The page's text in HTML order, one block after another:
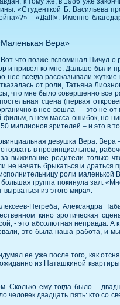
«Студенткой Б. Васильева
- «Да!!!». Именно
Вера»
что позже вспоминал Пичул о
и привел ко мне. Дальше были
всегда рассказывали
от роли, Татьяна
что мне было совершенно все
сцена (первая
в нее вошла — это не
в нем масса ошибок, но
миллионов зрителей – и это в
девушка Вера. Вера
в провинциальном,
выживание родители только
начать брыкаться и
роли
группа покинула зал:
из этого мира».
Негреба, Александра
кино эротическая
- это абсолютная неправда. А
это была наша работа, и
ее уже после того, как
из Наташкиной
ему тогда было –
двадцать пять: кто со